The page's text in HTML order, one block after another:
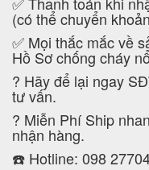
(có thể chuyển
✅ Mọi thắc mắc về
Hồ Sơ chống cháy
? Hãy để lại ngay
tư vấn.
? Miễn Phí Ship
nhận hàng.
☎️ Hotline: 098